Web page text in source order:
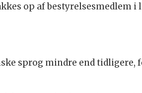
op af bestyrelsesmedlem
sprog mindre end